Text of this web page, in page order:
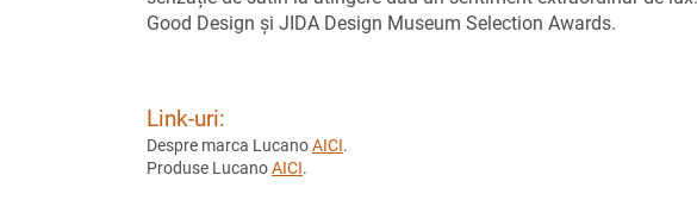
Good Design și JIDA Design Museum Selection Awards.
Link-uri:
Despre marca LucanoAICI.
Produse LucanoAICI.